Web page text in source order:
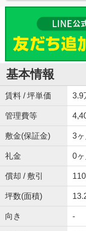
基本情報
賃料 / 坪単価 3.9
管理費等
敷金(保証金) 3
礼金 0ヶ
償却 / 敷引
坪数(面積)
向き -